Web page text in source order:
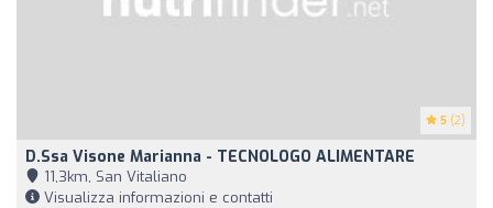
5 (2)
D.ssa Visone Marianna - TECNOLOGO ALIMENTARE
11,3km, San Vitaliano
Visualizza informazioni e contatti